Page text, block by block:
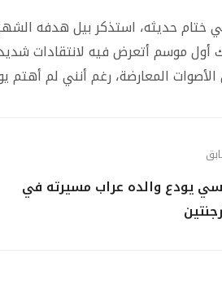
ختام حديثه، استذكر بيل هدفه
أول موسم أتعرض فيه لانتقادات
المعارضة، رغم أنني لم أهتم
يودع والده عراب مسيرته في